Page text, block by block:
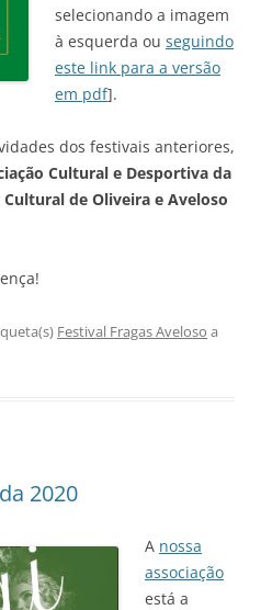
selecionando a imagem
à esquerda ou seguindo
este link para a versão
em pdf].
dos festivais anteriores,
Cultural e Desportiva da
Cultural de Oliveira e Aveloso
Festival Fragas Aveloso a
2020
A nossa
associação
está a